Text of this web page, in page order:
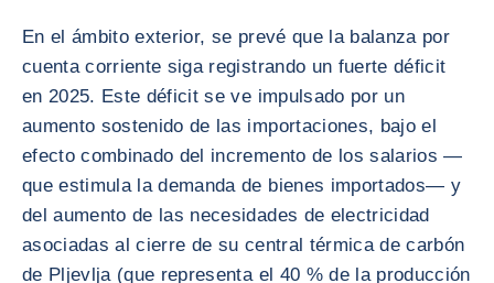
En el ámbito exterior, se prevé que la balanza por
cuenta corriente siga registrando un fuerte déficit
en 2025. Este déficit se ve impulsado por un
aumento sostenido de las importaciones, bajo el
efecto combinado del incremento de los salarios —
que estimula la demanda de bienes importados— y
del aumento de las necesidades de electricidad
asociadas al cierre de su central térmica de carbón
de Pljevlja (que representa el 40 % de la producción